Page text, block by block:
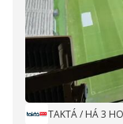
TAKTÁ/ HÁ 3